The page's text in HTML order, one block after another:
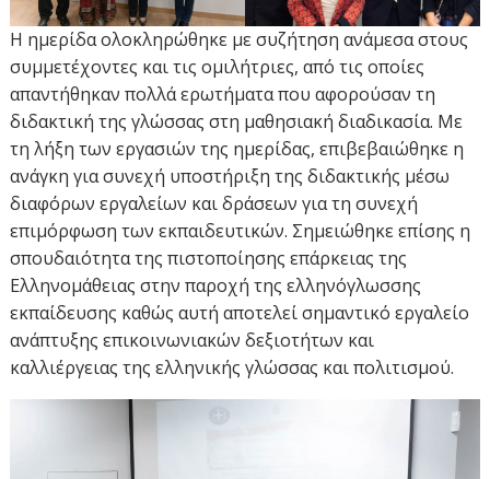
Η ημερίδα ολοκληρώθηκε με συζήτηση ανάμεσα στους
συμμετέχοντες και τις ομιλήτριες, από τις οποίες
απαντήθηκαν πολλά ερωτήματα που αφορούσαν τη
διδακτική της γλώσσας στη μαθησιακή διαδικασία. Με
τη λήξη των εργασιών της ημερίδας, επιβεβαιώθηκε η
ανάγκη για συνεχή υποστήριξη της διδακτικής μέσω
διαφόρων εργαλείων και δράσεων για τη συνεχή
επιμόρφωση των εκπαιδευτικών. Σημειώθηκε επίσης η
σπουδαιότητα της πιστοποίησης επάρκειας της
Ελληνομάθειας στην παροχή της ελληνόγλωσσης
εκπαίδευσης καθώς αυτή αποτελεί σημαντικό εργαλείο
ανάπτυξης επικοινωνιακών δεξιοτήτων και
καλλιέργειας της ελληνικής γλώσσας και πολιτισμού.